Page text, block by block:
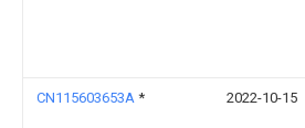
CN115603653A * 2022-10-15